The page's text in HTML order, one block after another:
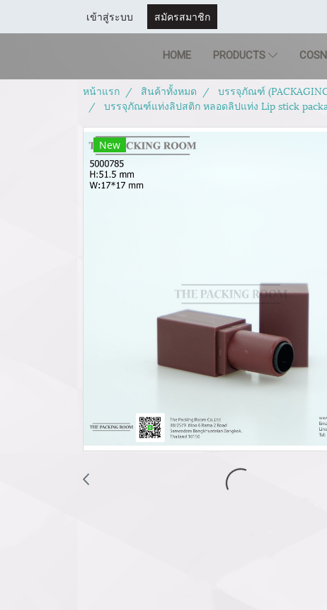
เข้าสู่ระบบ สมัครสมาชิก
HOME PRODUCTS
หน้าแรก สินค้าทั้งหมด บรรจุภัณฑ์
บรรจุภัณฑ์แท่งลิปสติก หลอดลิปแท่ง Lip stick
New